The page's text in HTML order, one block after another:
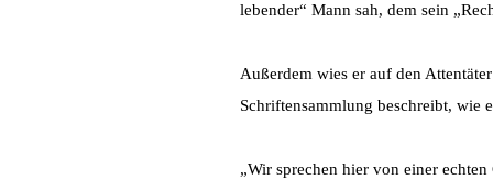
lebender“ Mann sah, dem sein
Außerdem wies er auf den
Schriftensammlung beschreibt, wie
„Wir sprechen hier von einer